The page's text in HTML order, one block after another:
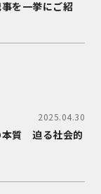
を一挙にご紹
2025.04.30
本質 迫る社会的